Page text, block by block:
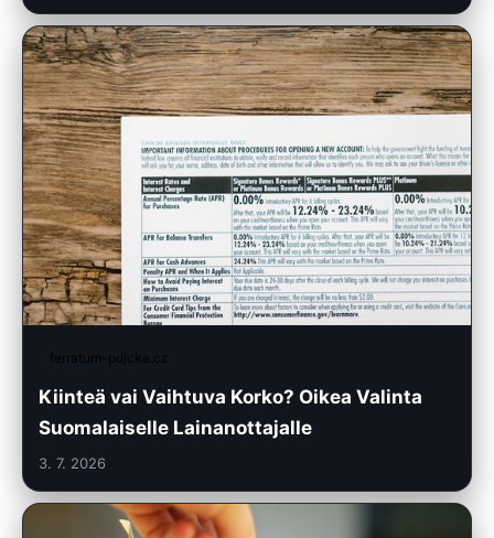
ferratum-pujcka.cz
Kiinteä vai Vaihtuva Korko? Oikea Valinta
Suomalaiselle Lainanottajalle
3. 7. 2026